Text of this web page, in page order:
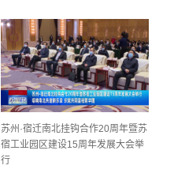
苏州·宿迁南北挂钩合作20周年暨苏
宿工业园区建设15周年发展大会举
行